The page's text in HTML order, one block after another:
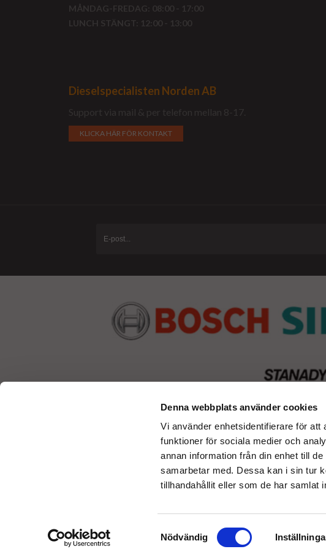
Denna webbplats använder cookies
Vi använder enhetsidentifierare för att
funktioner för sociala medier och
annan information från din enhet till
samarbetar med. Dessa kan i sin tur
tillhandahållit eller som de har samlat
Samtyckesval
Nödvändig
MÅNDAG-FREDAG: 08:00 - 17:00
LUNCH STÄNGT: 12:00 - 13:00
Dieselspecialisten Norden AB
Support via mail & per telefon mellan 8-17.
KLICKA HÄR FÖR KONTAKT